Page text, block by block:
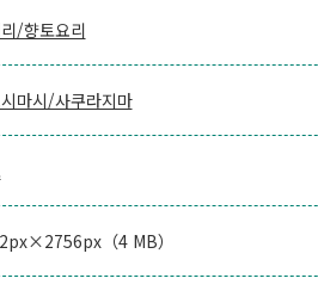
/향토요리
마시/사쿠라지마
（4 MB）